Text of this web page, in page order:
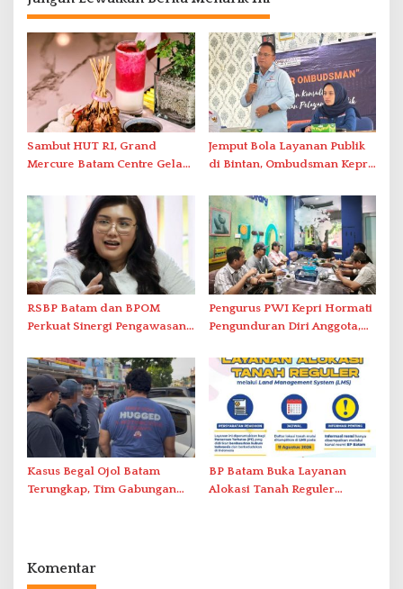
Sambut HUT RI, Grand
Mercure Batam Centre Gelar
Nusantara’
Jemput Bola Layanan Publik
di Bintan, Ombudsman Kepri
Solar Nelayan
RSBP Batam dan BPOM
Perkuat Sinergi Pengawasan
Pelayanan Kefarmasian
Pengurus PWI Kepri Hormati
Pengunduran Diri Anggota,
Administrasi ke Pusat
Kasus Begal Ojol Batam
Terungkap, Tim Gabungan
BP Batam Buka Layanan
Alokasi Tanah Reguler
Komentar